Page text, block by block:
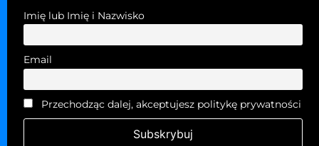
Imię lub Imię i Nazwisko
Email
Przechodząc dalej, akceptujesz politykę prywatności